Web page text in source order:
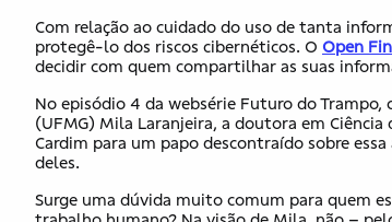
Com relação ao cuidado do uso de tanta
protegê-lo dos riscos cibernéticos. O Open
decidir com quem compartilhar as suas
No episódio 4 da websérie Futuro do
(UFMG) Mila Laranjeira, a doutora em
Cardim para um papo descontraído sobre
deles.
Surge uma dúvida muito comum para quem